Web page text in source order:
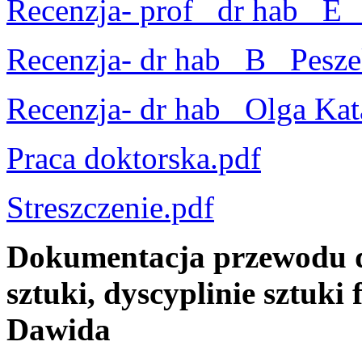
Recenzja- prof_ dr hab_
Recenzja- dr hab_ B_
Recenzja- dr hab_ Olga
Praca doktorska.pdf
Streszczenie.pdf
Dokumentacja przewodu
sztuki, dyscyplinie sztuki
Dawida